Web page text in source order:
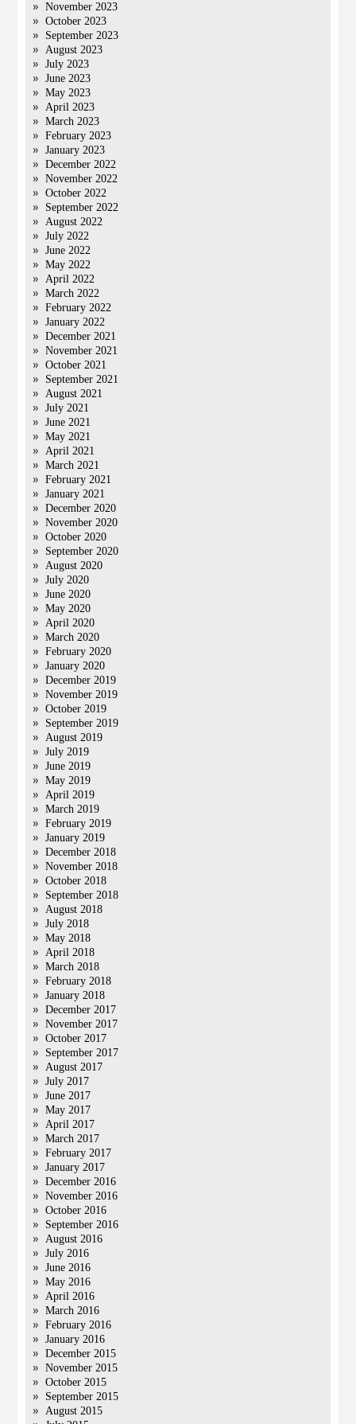
November 2023
October 2023
September 2023
August 2023
July 2023
June 2023
May 2023
April 2023
March 2023
February 2023
January 2023
December 2022
November 2022
October 2022
September 2022
August 2022
July 2022
June 2022
May 2022
April 2022
March 2022
February 2022
January 2022
December 2021
November 2021
October 2021
September 2021
August 2021
July 2021
June 2021
May 2021
April 2021
March 2021
February 2021
January 2021
December 2020
November 2020
October 2020
September 2020
August 2020
July 2020
June 2020
May 2020
April 2020
March 2020
February 2020
January 2020
December 2019
November 2019
October 2019
September 2019
August 2019
July 2019
June 2019
May 2019
April 2019
March 2019
February 2019
January 2019
December 2018
November 2018
October 2018
September 2018
August 2018
July 2018
May 2018
April 2018
March 2018
February 2018
January 2018
December 2017
November 2017
October 2017
September 2017
August 2017
July 2017
June 2017
May 2017
April 2017
March 2017
February 2017
January 2017
December 2016
November 2016
October 2016
September 2016
August 2016
July 2016
June 2016
May 2016
April 2016
March 2016
February 2016
January 2016
December 2015
November 2015
October 2015
September 2015
August 2015